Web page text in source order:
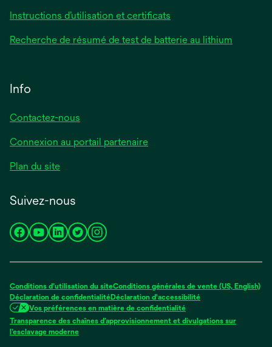
Instructions d’utilisation et certificats
Recherche de résumé de test de batterie au lithium
Info
Contactez-nous
Connexion au portail partenaire
Plan du site
Suivez-nous
s’ouvre
nouvel
onglet
s’ouvre
nouvel
onglet
s’ouvre
nouvel
onglet
s’ouvre
nouvel
onglet
s’ouvre
nouvel
onglet
Conditions d’utilisation du siteConditions générales de vente (US, English)
Déclaration de confidentialitéDéclaration d'accessibilité
Vos préférences en matière de confidentialité
Transparence des chaînes d’approvisionnement et divulgations sur
l’esclavage modernes’ouvre